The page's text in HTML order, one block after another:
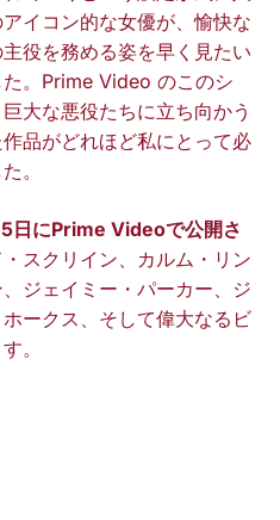
イコン的な女優が、愉快な
役を務める姿を早く見たい
。Prime Video のこのシ
大な悪役たちに立ち向かう
品がどれほど私にとって必
。
日にPrime Videoで公開さ
スクリイン、カルム・リン
ジェイミー・パーカー、ジ
ークス、そして偉大なるビ
。